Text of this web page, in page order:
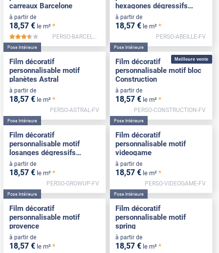
carreaux Barcelone
à partir de
18,57 € le m² *
*****
PERSO-BARCELONE-FV
hexagones dégressifs
Abeille
à partir de
18,57 € le m² *
PERSO-ABEILLE-FV
Pose Intérieure
Film décoratif
personnalisable motif
planètes Astral
à partir de
18,57 € le m² *
PERSO-ASTRAL-FV
Meilleure vente
Pose Intérieure
Film décoratif
personnalisable motif bloc
Construction
à partir de
18,57 € le m² *
PERSO-CONSTRUCTION-FV
Pose Intérieure
Film décoratif
personnalisable motif
losanges dégressifs
Growup
à partir de
18,57 € le m² *
PERSO-GROWUP-FV
Pose Intérieure
Film décoratif
personnalisable motif
videogame
à partir de
18,57 € le m² *
PERSO-VIDEOGAME-FV
Pose Intérieure
Film décoratif
personnalisable motif
provence
à partir de
18,57 € le m² *
Pose Intérieure
Film décoratif
personnalisable motif
spring
à partir de
18,57 € le m² *